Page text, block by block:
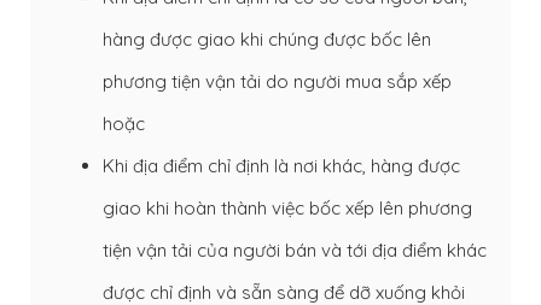
hàng được giao khi chúng được bốc lên
phương tiện vận tải do người mua sắp xếp
hoặc
Khi địa điểm chỉ định là nơi khác, hàng được
giao khi hoàn thành việc bốc xếp lên phương
tiện vận tải của người bán và tới địa điểm khác
được chỉ định và sẵn sàng để dỡ xuống khỏi